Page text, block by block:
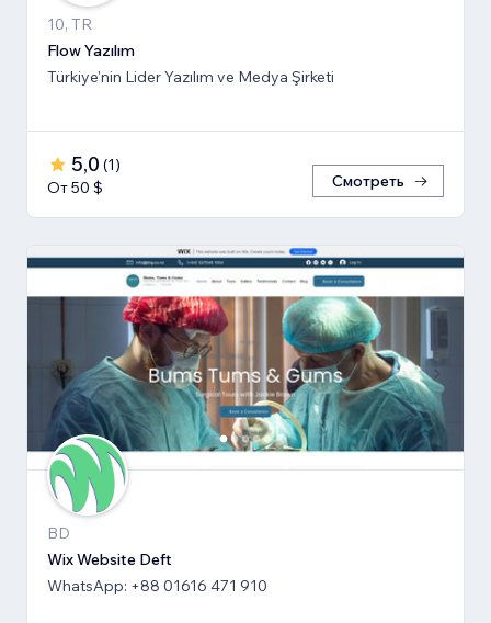
10, TR
Flow Yazılım
Türkiye'nin Lider Yazılım ve Medya Şirketi
5,0 (1)
От 50 $
Смотреть
BD
Wix Website Deft
WhatsApp: +88 01616 471 910